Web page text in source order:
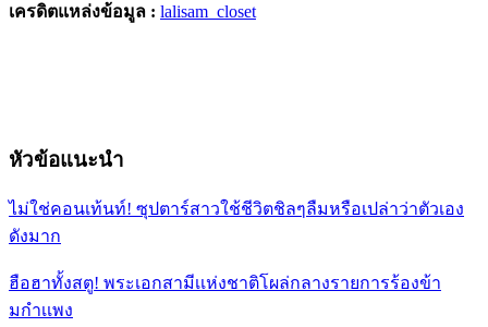
เครดิตแหล่งข้อมูล : lalisam_closet
หัวข้อแนะนำ
ไม่ใช่คอนเท้นท์! ซุปตาร์สาวใช้ชีวิตชิลๆลืมหรือเปล่าว่าตัวเอง
ดังมาก
ฮือฮาทั้งสตู! พระเอกสามีเเห่งชาติโผล่กลางรายการร้องข้า
มกำเเพง